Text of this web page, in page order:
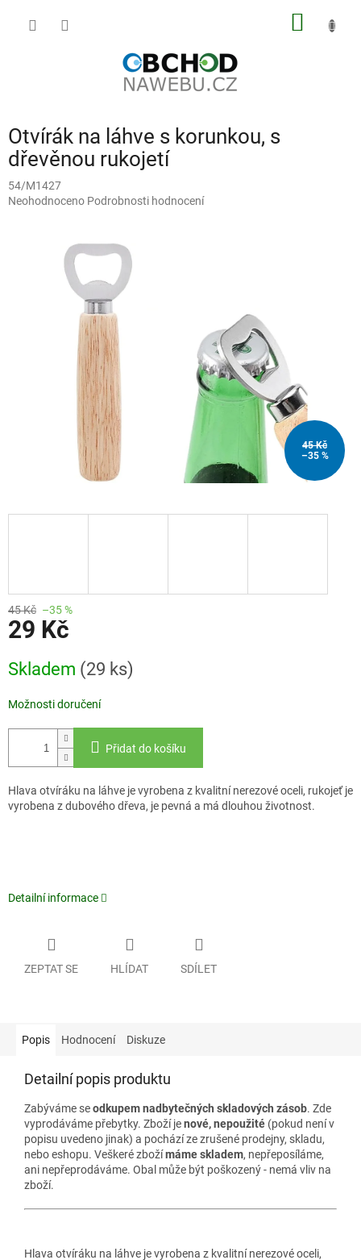
Otvírák na láhve s korunkou, s
dřevěnou rukojetí
54/M1427
Průměrné
Neohodnoceno Podrobnosti hodnocení
45 Kč
–35 %
45 Kč –35 %
29 Kč
cena:
Skladem (29 ks)
Možnosti doručení
Přidat do košíku
Hlava otvíráku na láhve je vyrobena z kvalitní nerezové oceli, rukojeť je
vyrobena z dubového dřeva, je pevná a má dlouhou životnost.
Detailní informace
ZEPTAT SE HLÍDAT SDÍLET
Popis Hodnocení Diskuze
Detailní popis produktu
Zabýváme seodkupem nadbytečných skladových zásob. Zde
vyprodáváme přebytky. Zboží jenové, nepoužité (pokud není v
popisu uvedeno jinak) a pochází ze zrušené prodejny, skladu,
nebo eshopu. Veškeré zbožímáme skladem, nepřeposíláme,
ani nepřeprodáváme. Obal může být poškozený - nemá vliv na
zboží.
Hlava otvíráku na láhve je vyrobena z kvalitní nerezové oceli,